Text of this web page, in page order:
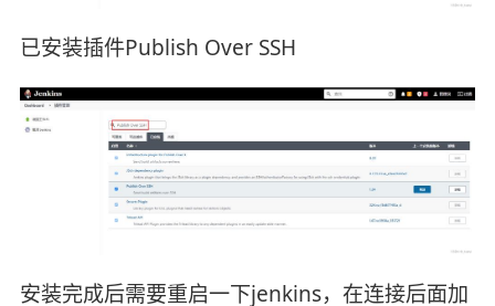
已安装插件Publish Over SSH
安装完成后需要重启一下jenkins，在连接后面加